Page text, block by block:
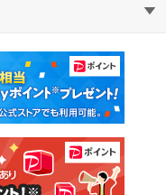
ンション
戸建て
！住まいの先生